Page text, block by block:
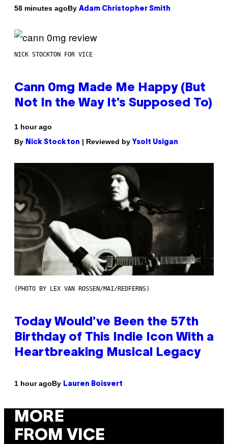
58 minutes agoBy Adam Christopher Smith
NICK STOCKTON FOR VICE
Cann 0mg Made Me Happy (But
Not In the Way It’s Supposed To)
1 hour ago
By Nick Stockton | Reviewed by Ysolt Usigan
(PHOTO BY LEX VAN ROSSEN/MAI/REDFERNS)
Today Would’ve Been the 57th
Birthday of This Indie Icon With a
Heartbreaking Musical Legacy
1 hour agoBy Lauren Boisvert
MORE
FROM VICE